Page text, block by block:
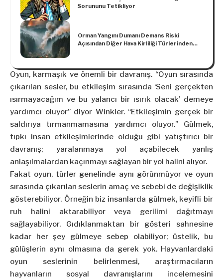
Sorununu Tetikliyor
Orman Yangını Dumanı Demans Riski
Açısından Diğer Hava Kirliliği Türlerinden
Oyun, karmaşık ve önemli bir davranış. “Oyun sırasında
çıkarılan sesler, bu etkileşim sırasında ‘Seni gerçekten
ısırmayacağım ve bu yalancı bir ısırık olacak’ demeye
yardımcı oluyor” diyor Winkler. “Etkileşimin gerçek bir
saldırıya tırmanmamasına yardımcı oluyor.” Gülmek,
tıpkı insan etkileşimlerinde olduğu gibi yatıştırıcı bir
davranış; yaralanmaya yol açabilecek yanlış
anlaşılmalardan kaçınmayı sağlayan bir yol halini alıyor.
Fakat oyun, türler genelinde aynı görünmüyor ve oyun
sırasında çıkarılan seslerin amaç ve sebebi de değişiklik
gösterebiliyor. Örneğin biz insanlarda gülmek, keyifli bir
ruh halini aktarabiliyor veya gerilimi dağıtmayı
sağlayabiliyor. Gıdıklanmaktan bir gösteri sahnesine
kadar her şey gülmeye sebep olabiliyor; üstelik, bu
gülüşlerin aynı olmasına da gerek yok. Hayvanlardaki
oyun seslerinin belirlenmesi, araştırmacıların
hayvanların sosyal davranışlarını incelemesini